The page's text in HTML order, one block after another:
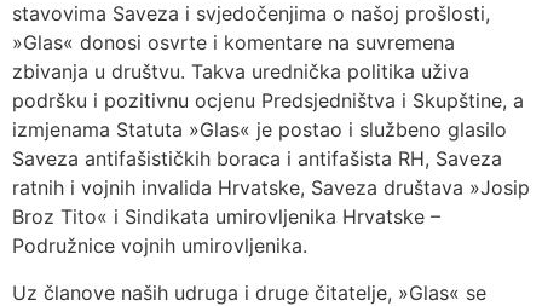
stavovima Saveza i svjedočenjima o našoj prošlosti,
»Glas« donosi osvrte i komentare na suvremena
zbivanja u društvu. Takva urednička politika uživa
podršku i pozitivnu ocjenu Predsjedništva i Skupštine, a
izmjenama Statuta »Glas« je postao i službeno glasilo
Saveza antifašističkih boraca i antifašista RH, Saveza
ratnih i vojnih invalida Hrvatske, Saveza društava »Josip
Broz Tito« i Sindikata umirovljenika Hrvatske –
Podružnice vojnih umirovljenika.
Uz članove naših udruga i druge čitatelje, »Glas« se